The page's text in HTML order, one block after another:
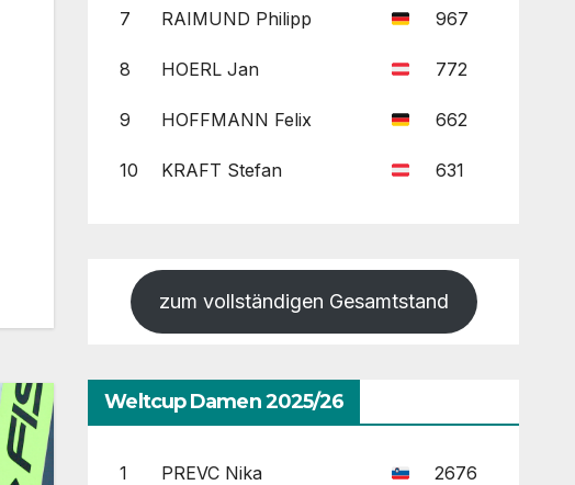
7 RAIMUND Philipp 967
8 HOERL Jan 772
9 HOFFMANN Felix 662
10 KRAFT Stefan 631
zum vollständigen Gesamtstand
Weltcup Damen 2025/26
1 PREVC Nika 2676